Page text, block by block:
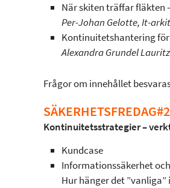
När skiten träffar fläkten
Per-Johan Gelotte, It-
Kontinuitetshantering
Alexandra Grundel
Frågor om innehållet
Kontinuitetsstrategier –
Kundcase
Informationssäkerhet
Hur hänger det